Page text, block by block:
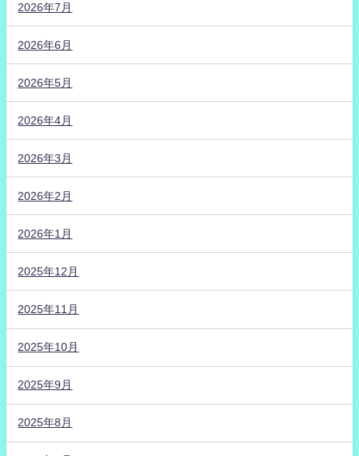
2026年7月
2026年6月
2026年5月
2026年4月
2026年3月
2026年2月
2026年1月
2025年12月
2025年11月
2025年10月
2025年9月
2025年8月